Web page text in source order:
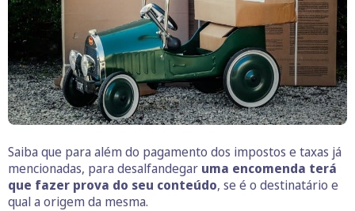
Saiba que para além do pagamento dos impostos e taxas já
mencionadas, para desalfandegar uma encomenda terá
que fazer prova do seu conteúdo, se é o destinatário e
qual a origem da mesma.